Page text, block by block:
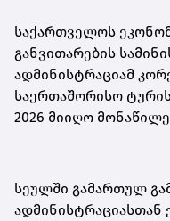
საქართველოს
განვითარების
ადმინისტრაციამ
საერთაშორისო
2026 მიიღო
სეულში გამართულ
ადმინისტრაციასთან